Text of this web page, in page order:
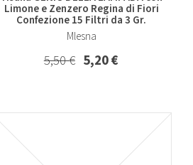
Limone e Zenzero Regina di Fiori
Confezione 15 Filtri da 3 Gr.
Mlesna
5,50 € 5,20 €